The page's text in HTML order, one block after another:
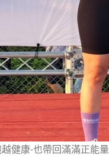
健康-也帶回滿滿正能量